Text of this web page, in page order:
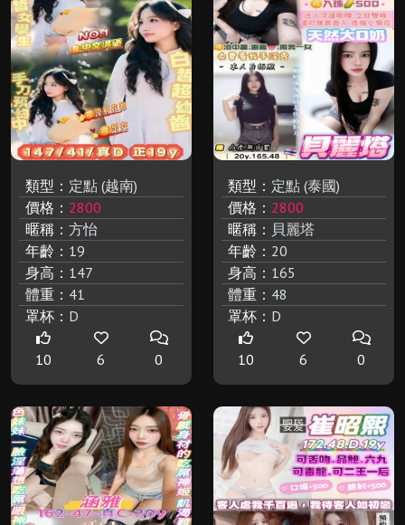
類型： 定點 (越南)
價格： 2800
暱稱： 方怡
年齡： 19
身高： 147
體重： 41
罩杯： D
10 6 0
類型： 定點 (泰國)
價格： 2800
暱稱： 貝麗塔
年齡： 20
身高： 165
體重： 48
罩杯： D
10 6 0